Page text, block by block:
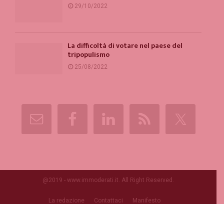
29/10/2022
La difficoltà di votare nel paese del
tripopulismo
25/08/2022
@2019 - www.immoderati.it. All Right Reserved.
La redazione Contattaci Manifesto